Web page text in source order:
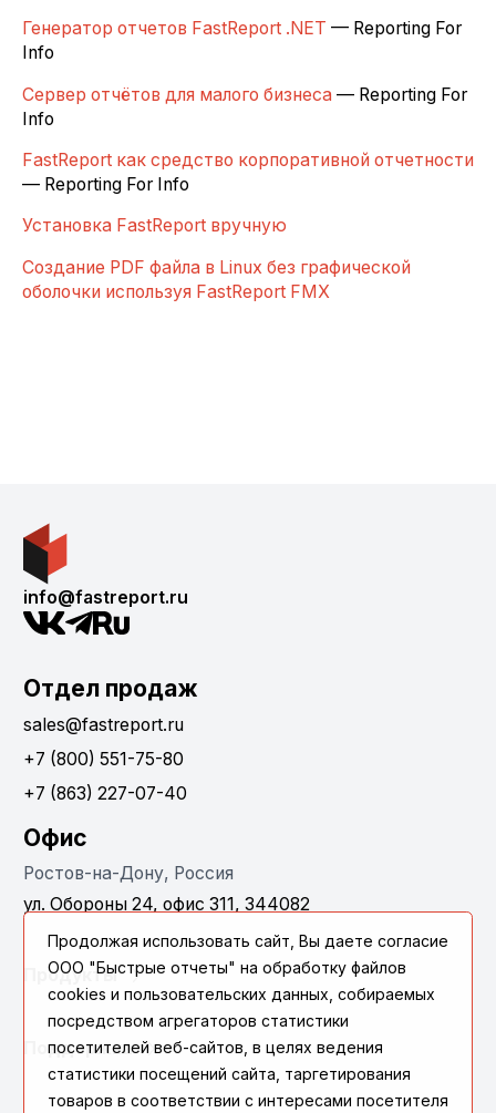
Генератор отчетов FastReport .NET — Reporting For
Info
Сервер отчётов для малого бизнеса — Reporting For
Info
FastReport как средство корпоративной отчетности
— Reporting For Info
Установка FastReport вручную
Создание PDF файла в Linux без графической
оболочки используя FastReport FMX
info@fastreport.ru
Отдел продаж
sales@fastreport.ru
+7 (800) 551-75-80
+7 (863) 227-07-40
Офис
Ростов-на-Дону, Россия
ул. Обороны 24, офис 311, 344082
Продукты
Поддержка
Продолжая использовать сайт, Вы даете согласие
ООО "Быстрые отчеты" на обработку файлов
cookies и пользовательских данных, собираемых
посредством агрегаторов статистики
посетителей веб-сайтов, в целях ведения
статистики посещений сайта, таргетирования
товаров в соответствии с интересами посетителя